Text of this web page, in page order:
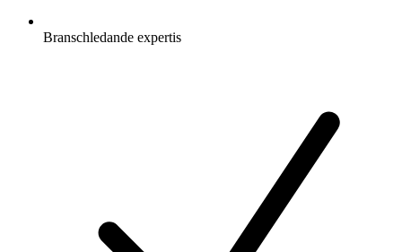
Branschledande expertis